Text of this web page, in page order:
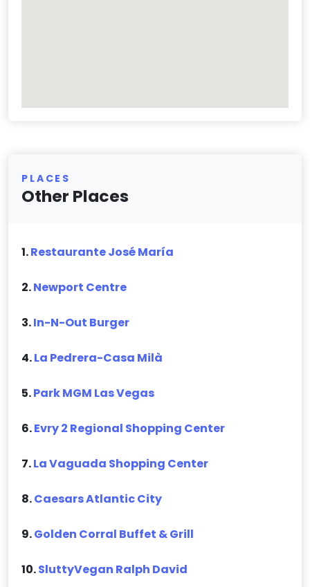
PLACES
Other Places
1.Restaurante José María
2.Newport Centre
3.In-N-Out Burger
4.La Pedrera-Casa Milà
5.Park MGM Las Vegas
6.Evry 2 Regional Shopping Center
7.La Vaguada Shopping Center
8.Caesars Atlantic City
9.Golden Corral Buffet & Grill
10.SluttyVegan Ralph David